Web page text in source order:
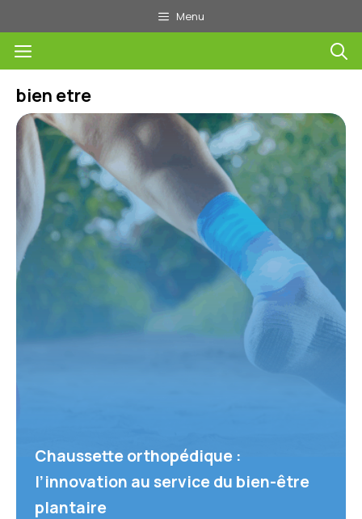
au
contenu
Menu
Menu
bien etre
Chaussette orthopédique :
l’innovation au service du bien-être
plantaire